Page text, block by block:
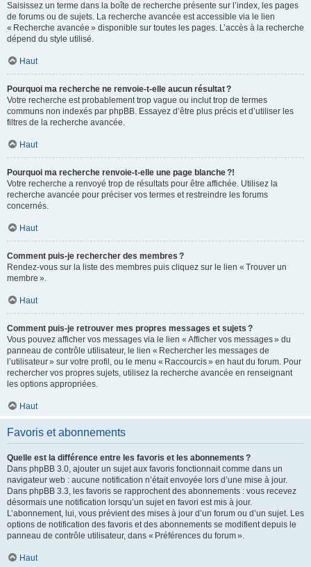
Saisissez un terme dans la boîte de recherche présente sur l’index, les pages
de forums ou de sujets. La recherche avancée est accessible via le lien
« Recherche avancée » disponible sur toutes les pages. L’accès à la recherche
dépend du style utilisé.
Haut
Pourquoi ma recherche ne renvoie-t-elle aucun résultat ?
Votre recherche est probablement trop vague ou inclut trop de termes
communs non indexés par phpBB. Essayez d’être plus précis et d’utiliser les
filtres de la recherche avancée.
Haut
Pourquoi ma recherche renvoie-t-elle une page blanche ?!
Votre recherche a renvoyé trop de résultats pour être affichée. Utilisez la
recherche avancée pour préciser vos termes et restreindre les forums
concernés.
Haut
Comment puis-je rechercher des membres ?
Rendez-vous sur la liste des membres puis cliquez sur le lien « Trouver un
membre ».
Haut
Comment puis-je retrouver mes propres messages et sujets ?
Vous pouvez afficher vos messages via le lien « Afficher vos messages » du
panneau de contrôle utilisateur, le lien « Rechercher les messages de
l’utilisateur » sur votre profil, ou le menu « Raccourcis » en haut du forum. Pour
rechercher vos propres sujets, utilisez la recherche avancée en renseignant
les options appropriées.
Haut
Favoris et abonnements
Quelle est la différence entre les favoris et les abonnements ?
Dans phpBB 3.0, ajouter un sujet aux favoris fonctionnait comme dans un
navigateur web : aucune notification n’était envoyée lors d’une mise à jour.
Dans phpBB 3.3, les favoris se rapprochent des abonnements : vous recevez
désormais une notification lorsqu’un sujet en favori est mis à jour.
L’abonnement, lui, vous prévient des mises à jour d’un forum ou d’un sujet. Les
options de notification des favoris et des abonnements se modifient depuis le
panneau de contrôle utilisateur, dans « Préférences du forum ».
Haut